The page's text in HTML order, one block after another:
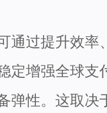
通过提升效率
定增强全球支
弹性。这取决